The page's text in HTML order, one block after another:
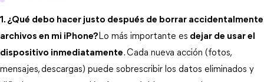
1. ¿Qué debo hacer justo después de borrar accidentalmente
archivos en mi iPhone? Lo más importante es dejar de usar el
dispositivo inmediatamente. Cada nueva acción (fotos,
mensajes, descargas) puede sobrescribir los datos eliminados y